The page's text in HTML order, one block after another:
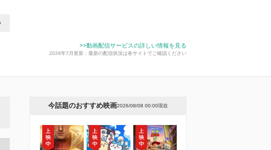
>>動画配信サービスの詳しい情報を見る
2026年7月更新：最新の配信状況は各サイトでご確認ください
今話題のおすすめ映画2026/08/08 00:00現在